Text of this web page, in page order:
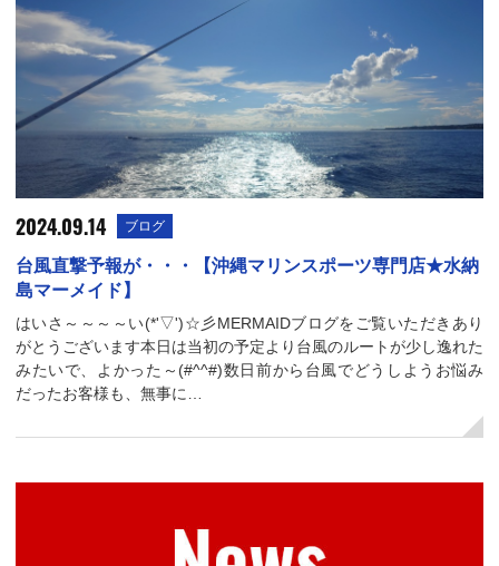
2024.09.14 ブログ
台風直撃予報が・・・【沖縄マリンスポーツ専門店★水納
島マーメイド】
はいさ～～～～い(*'▽')☆彡MERMAIDブログをご覧いただきあり
がとうございます本日は当初の予定より台風のルートが少し逸れた
みたいで、よかった～(#^^#)数日前から台風でどうしようお悩み
だったお客様も、無事に…